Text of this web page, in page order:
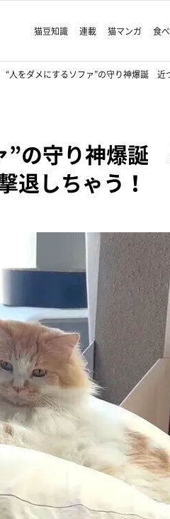
猫豆知識 連載 猫マンガ 食
“人をダメにするソファ”の守り神爆誕 近
”の守り神爆誕
退しちゃう！